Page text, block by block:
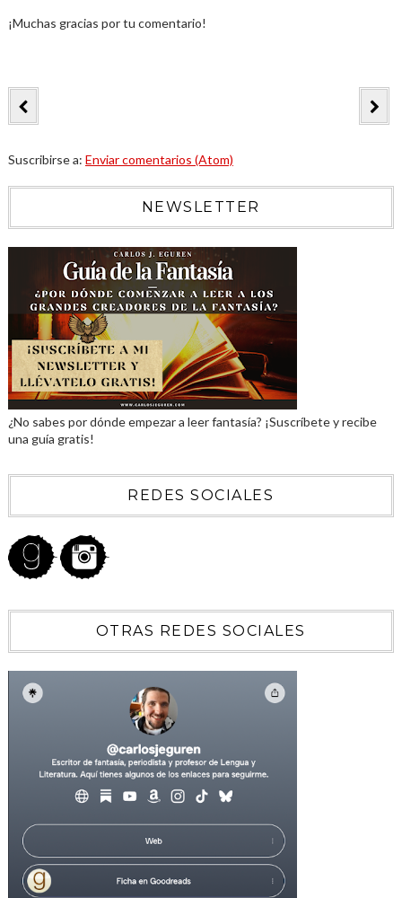
¡Muchas gracias por tu comentario!
Suscribirse a: Enviar comentarios (Atom)
NEWSLETTER
¿No sabes por dónde empezar a leer fantasía? ¡Suscríbete y recibe
una guía gratis!
REDES SOCIALES
OTRAS REDES SOCIALES